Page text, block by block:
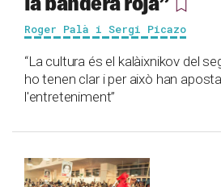
Roger Palà i Sergi Picazo
“La cultura és el kalàixnikov del
ho tenen clar i per això han
l'entreteniment”